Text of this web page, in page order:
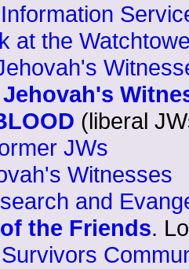
at the
(liberal
JWs
Witnesses
and
the Friends.